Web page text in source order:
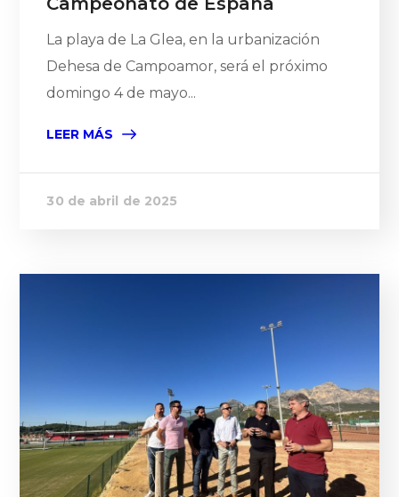
La playa de La Glea, en la urbanización
Dehesa de Campoamor, será el próximo
domingo 4 de mayo...
LEER MÁS
30 de abril de 2025